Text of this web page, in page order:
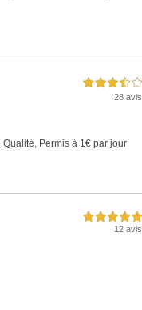
3,5 étoiles sur 5
28 avis
Qualité, Permis à 1€ par jour
5,0 étoiles sur 5
12 avis